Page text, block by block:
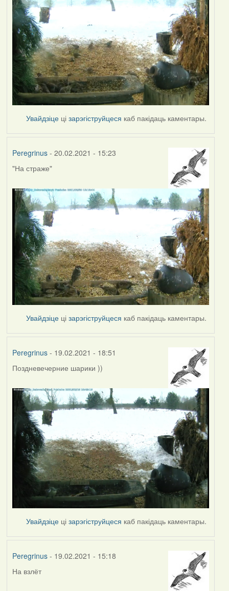
Увайдзіце цізарэгіструйцеся каб пакідаць каментары.
Peregrinus- 20.02.2021 - 15:23
"На страже"
Увайдзіце цізарэгіструйцеся каб пакідаць каментары.
Peregrinus- 19.02.2021 - 18:51
Поздневечерние шарики ))
Увайдзіце цізарэгіструйцеся каб пакідаць каментары.
Peregrinus- 19.02.2021 - 15:18
На взлёт